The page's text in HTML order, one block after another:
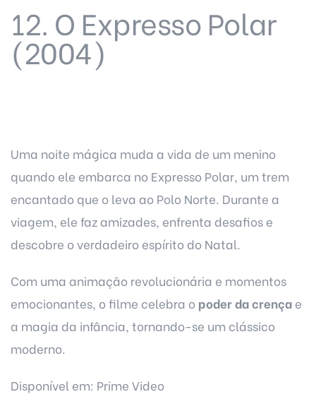
12. O Expresso Polar
(2004)
Uma noite mágica muda a vida de um menino
quando ele embarca no Expresso Polar, um trem
encantado que o leva ao Polo Norte. Durante a
viagem, ele faz amizades, enfrenta desafios e
descobre o verdadeiro espírito do Natal.
Com uma animação revolucionária e momentos
emocionantes, o filme celebra o poder da crença e
a magia da infância, tornando-se um clássico
moderno.
Disponível em: Prime Video